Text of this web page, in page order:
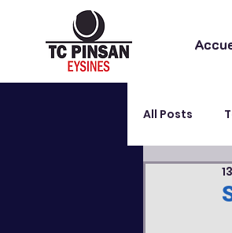
All Posts